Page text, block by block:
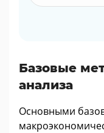
Базовые
анализа
Основными